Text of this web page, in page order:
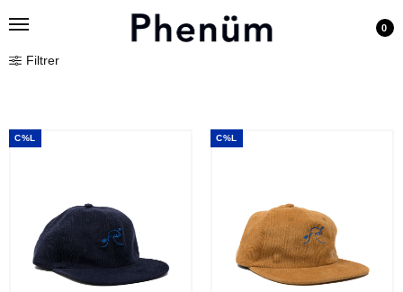
0
Filtrer
C%L C%L